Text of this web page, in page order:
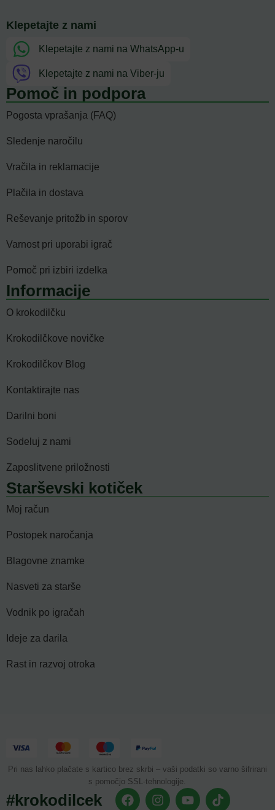
Klepetajte z nami
Klepetajte z nami na WhatsApp-u
Klepetajte z nami na Viber-ju
Pomoč in podpora
Pogosta vprašanja (FAQ)
Sledenje naročilu
Vračila in reklamacije
Plačila in dostava
Reševanje pritožb in sporov
Varnost pri uporabi igrač
Pomoč pri izbiri izdelka
Informacije
O krokodilčku
Krokodilčkove novičke
Krokodilčkov Blog
Kontaktirajte nas
Darilni boni
Sodeluj z nami
Zaposlitvene priložnosti
Starševski kotiček
Moj račun
Postopek naročanja
Blagovne znamke
Nasveti za starše
Vodnik po igračah
Ideje za darila
Rast in razvoj otroka
Pri nas lahko plačate s kartico brez skrbi – vaši podatki so varno šifrirani
s pomočjo SSL-tehnologije.
#krokodilcek